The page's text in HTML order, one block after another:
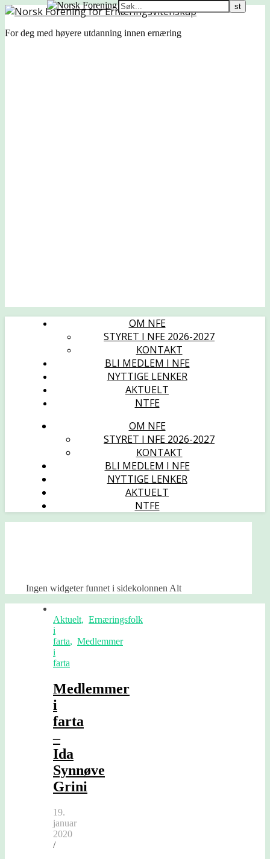
For deg med høyere utdanning innen ernæring
OM NFE
STYRET I NFE 2026-2027
KONTAKT
BLI MEDLEM I NFE
NYTTIGE LENKER
AKTUELT
NTFE
OM NFE
STYRET I NFE 2026-2027
KONTAKT
BLI MEDLEM I NFE
NYTTIGE LENKER
AKTUELT
NTFE
Ingen widgeter funnet i sidekolonnen Alt
Aktuelt, Ernæringsfolk
i
farta, Medlemmer
i
farta
Medlemmer
i
farta
–
Ida
Synnøve
Grini
19.
januar
2020
/